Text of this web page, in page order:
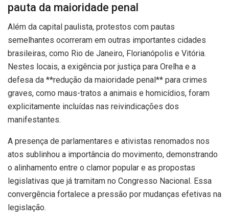
pauta da maioridade penal
Além da capital paulista, protestos com pautas
semelhantes ocorreram em outras importantes cidades
brasileiras, como Rio de Janeiro, Florianópolis e Vitória.
Nestes locais, a exigência por justiça para Orelha e a
defesa da **redução da maioridade penal** para crimes
graves, como maus-tratos a animais e homicídios, foram
explicitamente incluídas nas reivindicações dos
manifestantes.
A presença de parlamentares e ativistas renomados nos
atos sublinhou a importância do movimento, demonstrando
o alinhamento entre o clamor popular e as propostas
legislativas que já tramitam no Congresso Nacional. Essa
convergência fortalece a pressão por mudanças efetivas na
legislação.